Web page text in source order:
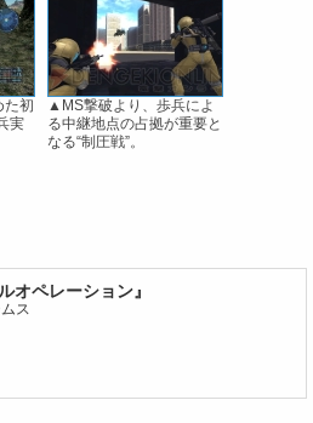
た初
実
▲MS撃破より、歩兵によ
る中継地点の占拠が重要と
なる“制圧戦”。
オペレーション』
ス